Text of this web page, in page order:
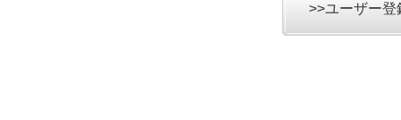
>>ユーザー